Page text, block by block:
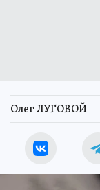
Олег ЛУГОВОЙ